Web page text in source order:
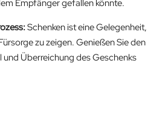
Empfänger gefallen könnte.
Schenken ist eine Gelegenheit,
zu zeigen. Genießen Sie den
und Überreichung des Geschenks